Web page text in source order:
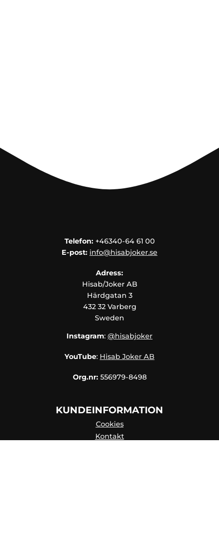
Telefon:+46340-64 61 00
E-post: info@hisabjoker.se
Adress:
Hisab/Joker AB
Härdgatan 3
432 32 Varberg
Sweden
Instagram: @hisabjoker
YouTube: Hisab Joker AB
Org.nr: 556979-8498
KUNDEINFORMATION
Cookies
Kontakt